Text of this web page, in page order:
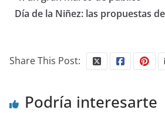
Día de la Niñez: las propuestas
Share This Post:
Podría interesarte